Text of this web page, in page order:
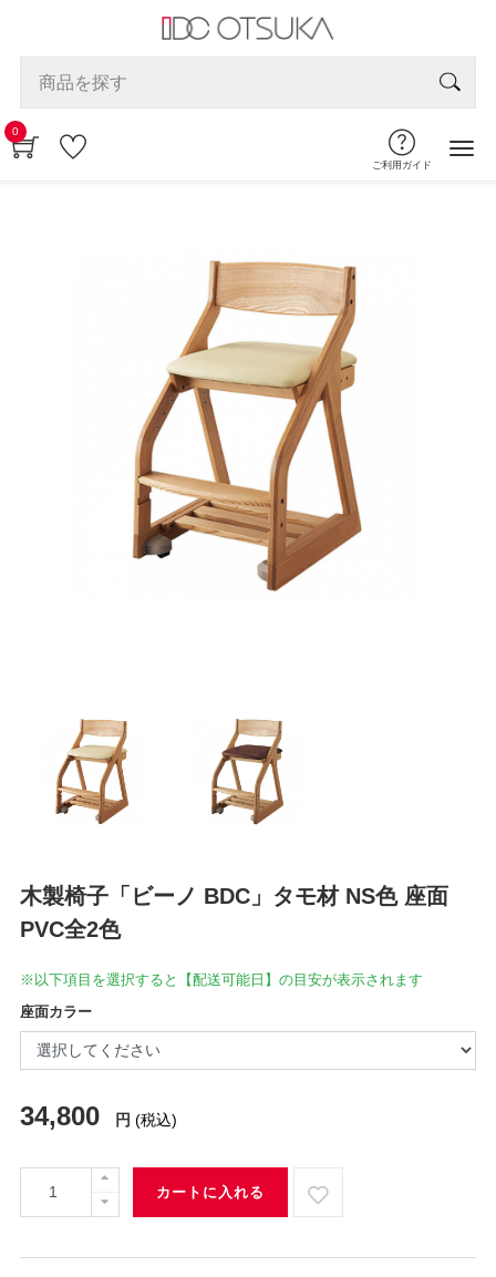
0
ご利用ガイド
木製椅子「ビーノ BDC」タモ材 NS色 座面
PVC全2色
※以下項目を選択すると【配送可能日】の目安が表示されます
座面カラー
34,800 円 (税込)
カートに入れる